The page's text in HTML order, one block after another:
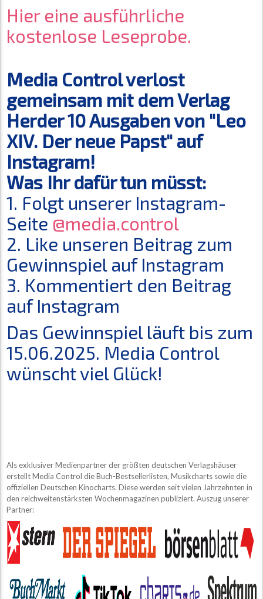
Hier eine ausführliche
kostenlose Leseprobe.
Media Control verlost
gemeinsam mit dem Verlag
Herder 10 Ausgaben von "Leo
XIV. Der neue Papst" auf
Instagram!
Was Ihr dafür tun müsst:
1. Folgt unserer Instagram-
Seite @media.control
2. Like unseren Beitrag zum
Gewinnspiel auf Instagram
3. Kommentiert den Beitrag
auf Instagram
Das Gewinnspiel läuft bis zum
15.06.2025. Media Control
wünscht viel Glück!
Als exklusiver Medienpartner der größten deutschen Verlagshäuser
erstellt Media Control die Buch-Bestsellerlisten, Musikcharts sowie die
offiziellen Deutschen Kinocharts. Diese werden seit vielen Jahrzehnten in
den reichweitenstärksten Wochenmagazinen publiziert. Auszug unserer
Partner: